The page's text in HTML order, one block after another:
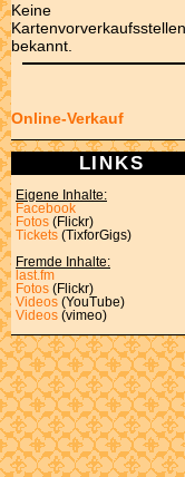
Keine
Kartenvorverkaufsstellen
bekannt.
Online-Verkauf
LINKS
Eigene Inhalte:
Facebook
Fotos (Flickr)
Tickets (TixforGigs)
Fremde Inhalte:
last.fm
Fotos (Flickr)
Videos (YouTube)
Videos (vimeo)